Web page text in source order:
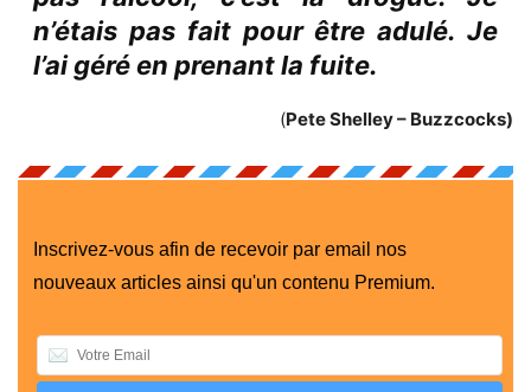
n’étais pas fait pour être adulé. Je
l’ai géré en prenant la fuite.
(Pete Shelley – Buzzcocks)
Inscrivez-vous afin de recevoir par email nos
nouveaux articles ainsi qu'un contenu Premium.